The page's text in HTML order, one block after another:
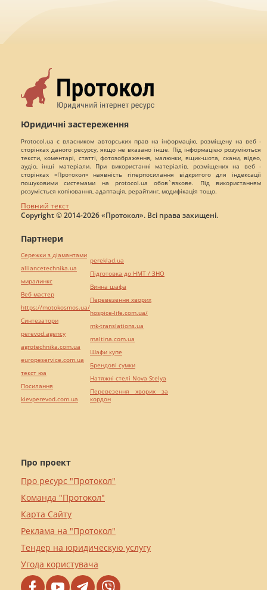
Юридичні застереження
Protocol.ua є власником авторських прав на інформацію, розміщену на веб -
сторінках даного ресурсу, якщо не вказано інше. Під інформацією розуміються
тексти, коментарі, статті, фотозображення, малюнки, ящик-шота, скани, відео,
аудіо, інші матеріали. При використанні матеріалів, розміщених на веб -
сторінках «Протокол» наявність гіперпосилання відкритого для індексації
пошуковими системами на protocol.ua обов`язкове. Під використанням
розуміється копіювання, адаптація, рерайтинг, модифікація тощо.
Повний текст
Copyright © 2014-2026 «Протокол». Всі права захищені.
Про проект
Про ресурс "Протокол"
Команда "Протокол"
Карта Сайту
Реклама на "Протокол"
Тендер на юридическую услугу
Угода користувача
Партнери
Сережки з діамантами
alliancetechnika.ua
миралинкс
Веб мастер
https://motokosmos.ua/
Синтезатори
perevod.agency
agrotechnika.com.ua
europeservice.com.ua
текст юа
Посилання
kievperevod.com.ua
pereklad.ua
Підготовка до НМТ / ЗНО
Винна шафа
Перевезення хворих
hospice-life.com.ua/
mk-translations.ua
maltina.com.ua
Шафи купе
Брендові сумки
Натяжні стелі Nova Stelya
Перевезення хворих за
кордон